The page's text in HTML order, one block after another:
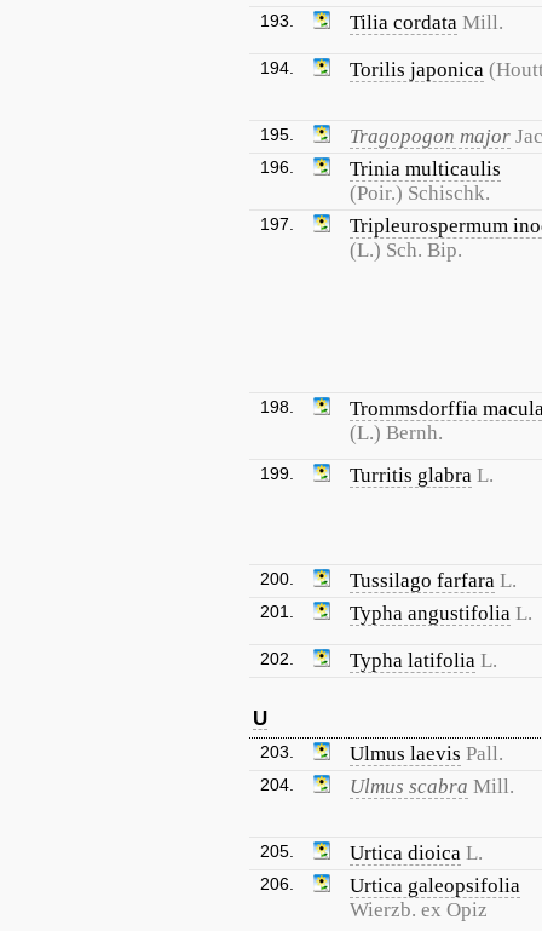
193. Tilia cordata Mill.
194. Torilis japonica
195. Tragopogon major
196.
Trinia multicaulis
(Poir.) Schischk.
197.
Tripleurospermum
(L.) Sch. Bip.
198.
Trommsdorffia
(L.) Bernh.
199. Turritis glabra L.
200. Tussilago farfara L.
201. Typha angustifolia L.
202. Typha latifolia L.
U
203. Ulmus laevis Pall.
204. Ulmus scabra Mill.
205. Urtica dioica L.
206.
Urtica galeopsifolia
Wierzb. ex Opiz